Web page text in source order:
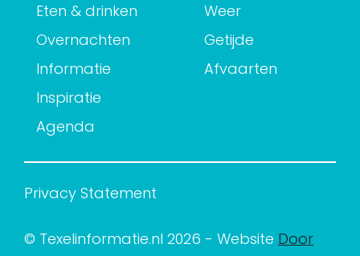
Eten & drinken
Overnachten
Informatie
Inspiratie
Agenda
Weer
Getijde
Afvaarten
Privacy Statement
© Texelinformatie.nl 2026 - Website Door